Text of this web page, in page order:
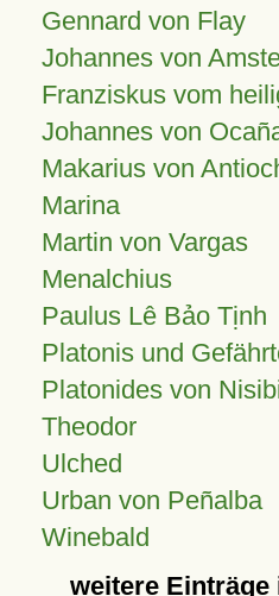
Gennard von Flay
Johannes von
Franziskus vom
Johannes von
Makarius von
Marina
Martin von Vargas
Menalchius
Paulus Lê Bảo Tịnh
Platonis und
Platonides von
Theodor
Ulched
Urban von Peñalba
Winebald
weitere Einträge